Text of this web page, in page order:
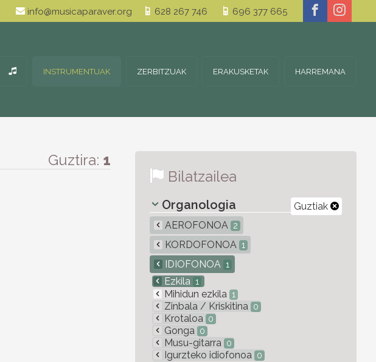
info@musicaparaver.org 628 267 746 696 377 665
INSTRUMENTUAK ZERBITZUAK ERAKUSKETAK HARREMANA
Guztira: 1
Bilatzailea
Guztiak
Organologia
AEROFONOA 2
KORDOFONOA 1
IDIOFONOA 1
Ezkila 1
Mihidun ezkila 1
Zinbala / Kriskitina 0
Krotaloa 0
Gonga 0
Musu-gitarra 0
Igurzteko idiofonoa 0